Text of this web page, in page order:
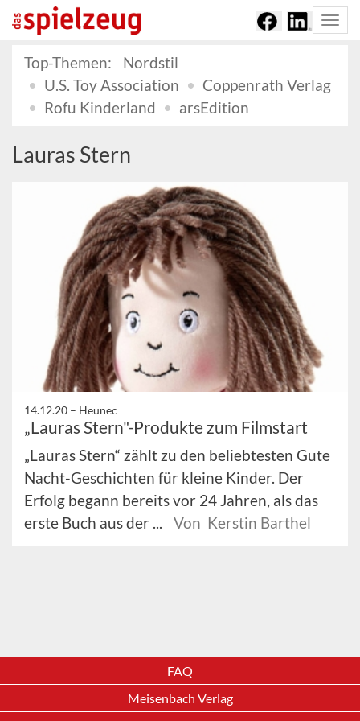
Top-Themen:
Nordstil
U.S. Toy Association
Coppenrath Verlag
Rofu Kinderland
arsEdition
Lauras Stern
14.12.20 – Heunec
„Lauras Stern"-Produkte zum Filmstart
„Lauras Stern“ zählt zu den beliebtesten Gute
Nacht-Geschichten für kleine Kinder. Der
Erfolg begann bereits vor 24 Jahren, als das
erste Buch aus der ...
Von Kerstin Barthel
FAQ
Meisenbach Verlag